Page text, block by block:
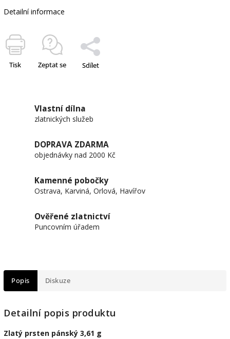
Detailní informace
Tisk Zeptat se Sdílet
Vlastní dílna
zlatnických služeb
DOPRAVA ZDARMA
objednávky nad 2000 Kč
Kamenné pobočky
Ostrava, Karviná, Orlová, Havířov
Ověřené zlatnictví
Puncovním úřadem
Popis Diskuze
Detailní popis produktu
Zlatý prsten pánský 3,61 g